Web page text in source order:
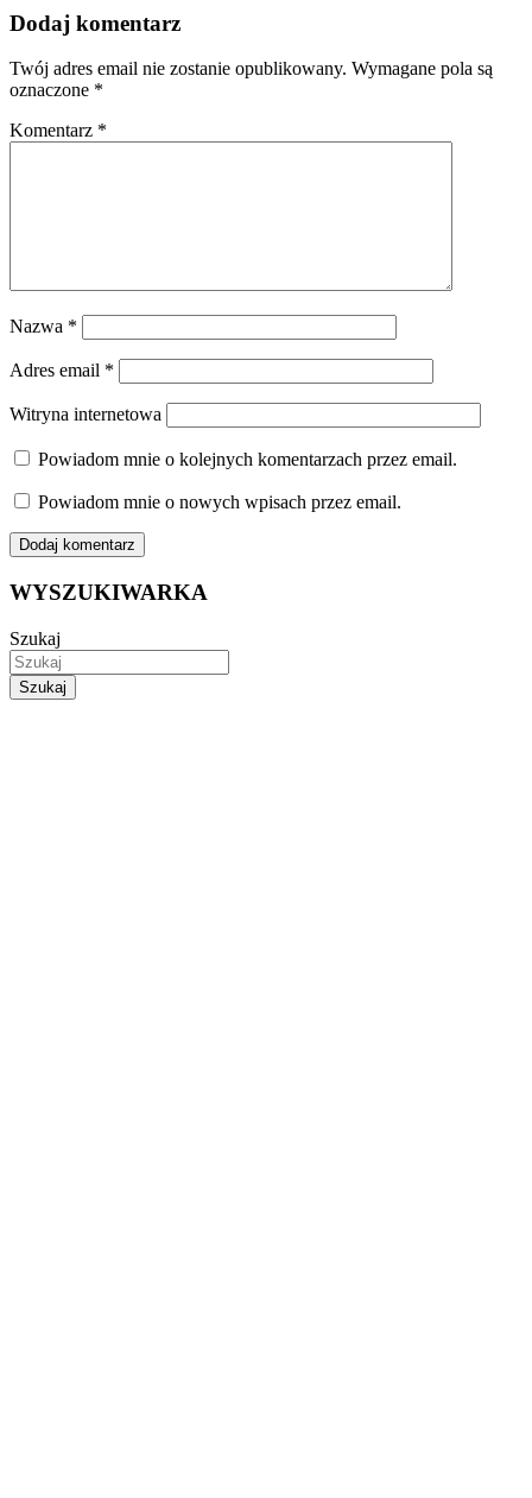
Dodaj komentarz
Twój adres email nie zostanie opublikowany. Wymagane pola są
oznaczone *
Komentarz *
Nazwa *
Adres email *
Witryna internetowa
Powiadom mnie o kolejnych komentarzach przez email.
Powiadom mnie o nowych wpisach przez email.
WYSZUKIWARKA
Szukaj
Szukaj